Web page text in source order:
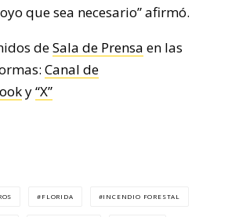
que sea necesario” afirmó.
deSala de Prensa en las
Canal de
y“X”
FLORIDA INCENDIO FORESTAL